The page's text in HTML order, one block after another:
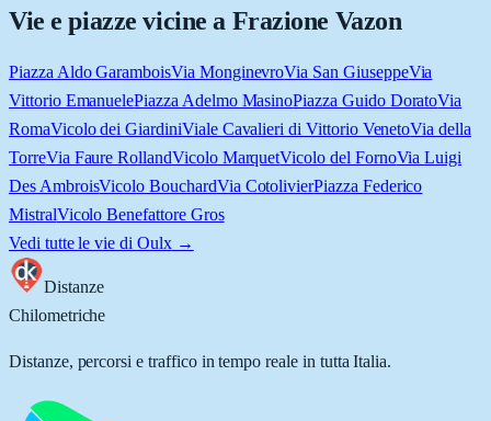
Vie e piazze vicine a Frazione Vazon
Piazza Aldo GaramboisVia MonginevroVia San GiuseppeVia
Vittorio EmanuelePiazza Adelmo MasinoPiazza Guido DoratoVia
RomaVicolo dei GiardiniViale Cavalieri di Vittorio VenetoVia della
TorreVia Faure RollandVicolo MarquetVicolo del FornoVia Luigi
Des AmbroisVicolo BouchardVia CotolivierPiazza Federico
MistralVicolo Benefattore Gros
Vedi tutte le vie di Oulx→
Distanze
Chilometriche
Distanze, percorsi e traffico in tempo reale in tutta Italia.